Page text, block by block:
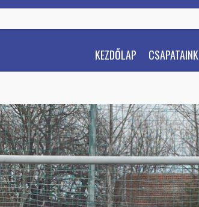
KEZDŐLAP CSAPATAINK